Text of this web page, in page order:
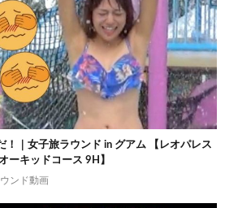
！｜女子旅ラウンド in グアム 【レオパレス
ーキッドコース 9H】
ンド動画